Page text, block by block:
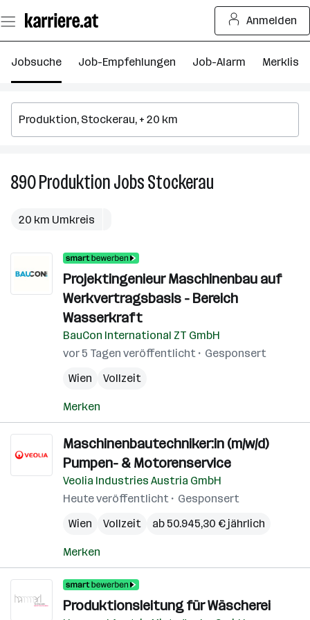
Seiteninhalt
springen
Anmelden
Jobsuche Job-Empfehlungen Job-Alarm Merkliste
890ProduktionJobsStockerau
20 km Umkreis
Projektingenieur Maschinenbau auf
Werkvertragsbasis - Bereich
Wasserkraft
BauCon International ZT GmbH
vor 5 Tagen veröffentlicht
Gesponsert
Wien
Vollzeit
Merken
Maschinenbautechniker:in (m/w/d)
Pumpen- & Motorenservice
Veolia Industries Austria GmbH
Heute veröffentlicht
Gesponsert
Wien
Vollzeit ab 50.945,30 € jährlich
Merken
Produktionsleitung für Wäscherei